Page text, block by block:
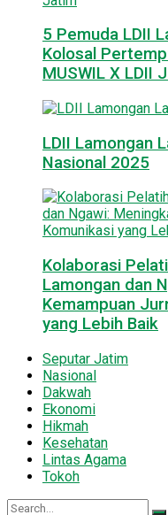
5 Pemuda LDII
Kolosal
MUSWIL X LDII
LDII Lamongan
Nasional 2025
Kolaborasi
Lamongan dan
Kemampuan
yang Lebih Baik
Seputar Jatim
Nasional
Dakwah
Ekonomi
Hikmah
Kesehatan
Lintas Agama
Tokoh